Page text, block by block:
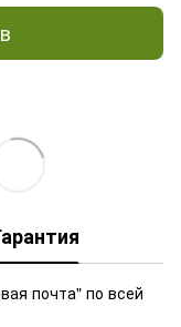
почта" по всей